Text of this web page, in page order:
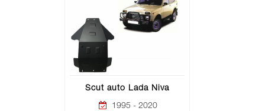
Scut auto Lada Niva
1995 - 2020